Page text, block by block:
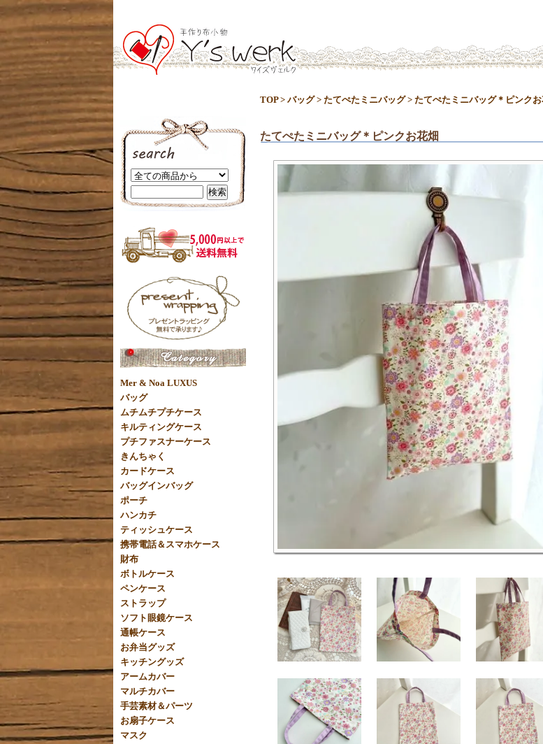
TOP> バッグ> たてぺたミニバッグ> たてぺたミニバッグ＊ピンクお
たてぺたミニバッグ＊ピンクお花畑
Mer & Noa LUXUS
バッグ
ムチムチプチケース
キルティングケース
プチファスナーケース
きんちゃく
カードケース
バッグインバッグ
ポーチ
ハンカチ
ティッシュケース
携帯電話＆スマホケース
財布
ボトルケース
ペンケース
ストラップ
ソフト眼鏡ケース
通帳ケース
お弁当グッズ
キッチングッズ
アームカバー
マルチカバー
手芸素材＆パーツ
お扇子ケース
マスク